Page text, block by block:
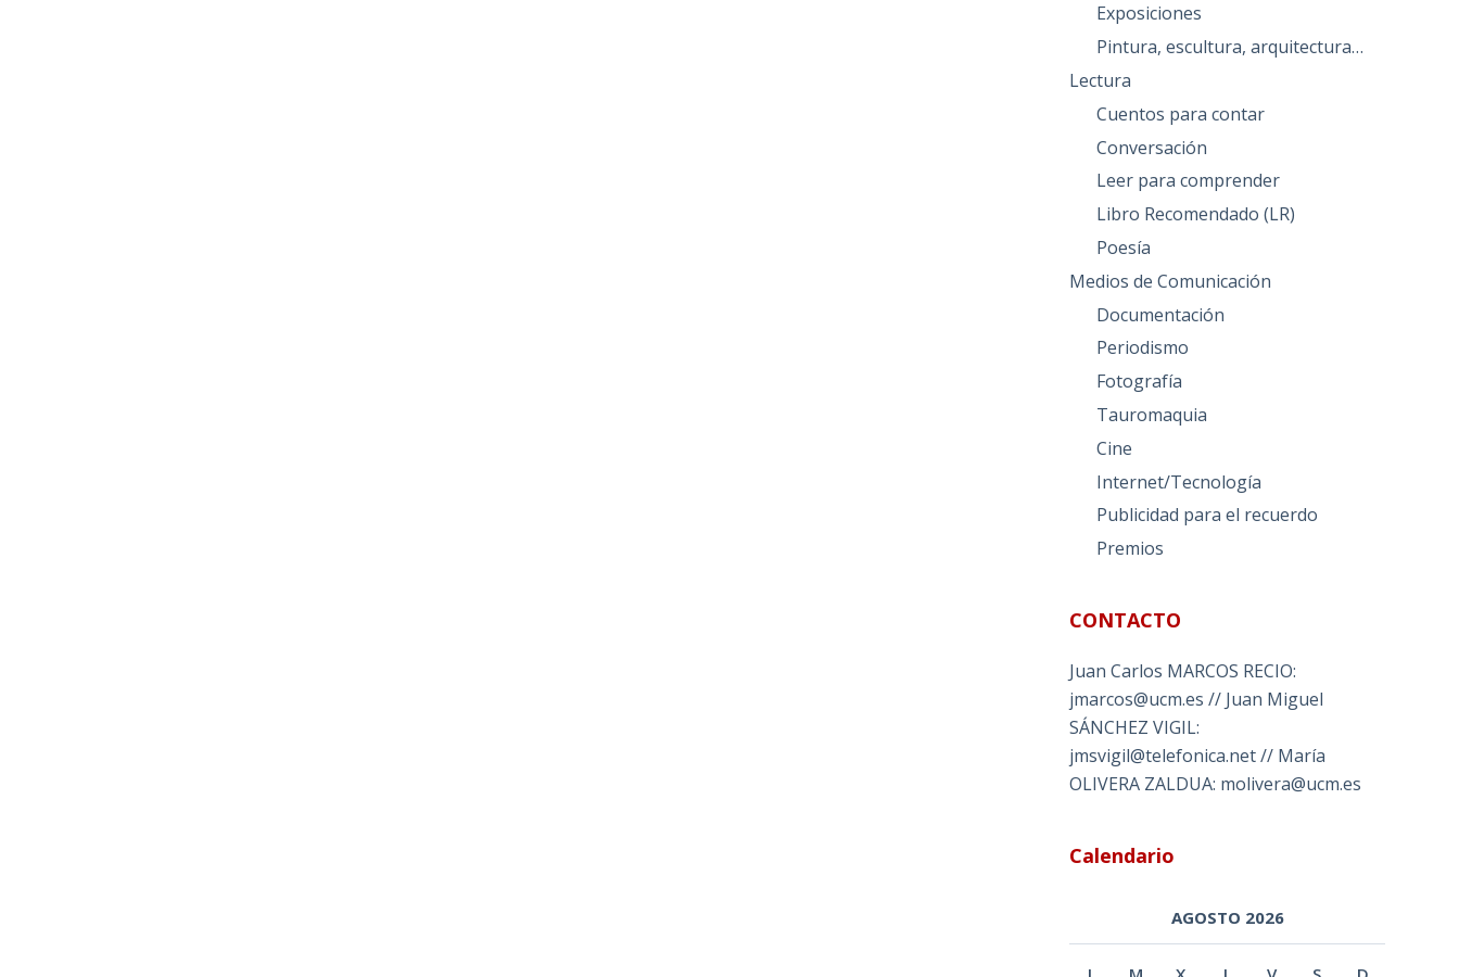
Exposiciones
Pintura, escultura, arquitectura…
Lectura
Cuentos para contar
Conversación
Leer para comprender
Libro Recomendado (LR)
Poesía
Medios de Comunicación
Documentación
Periodismo
Fotografía
Tauromaquia
Cine
Internet/Tecnología
Publicidad para el recuerdo
Premios
CONTACTO
Juan Carlos MARCOS RECIO:
jmarcos@ucm.es // Juan Miguel
SÁNCHEZ VIGIL:
jmsvigil@telefonica.net // María
OLIVERA ZALDUA: molivera@ucm.es
Calendario
AGOSTO 2026